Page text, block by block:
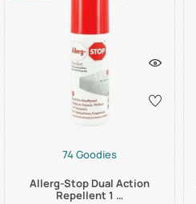
74 Goodies
Allerg-Stop Dual Action
Repellent 1 …